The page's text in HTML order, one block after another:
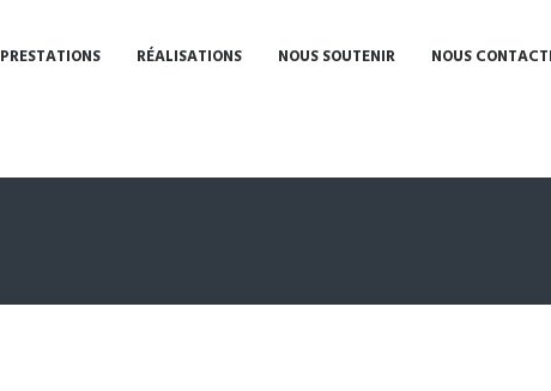
PRESTATIONS RÉALISATIONS NOUS SOUTENIR NOUS